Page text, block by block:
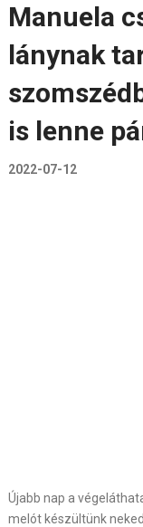
Manuela
lánynak
is lenne
2022-07-12
Újabb nap a
melót készültünk